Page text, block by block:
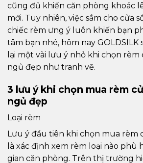
cũng đủ khiến căn phòng khoác
mới. Tuy nhiên, việc sắm cho cửa
chiếc rèm ưng ý luôn khiến bạn
tâm bạn nhé, hôm nay GOLDSILK
lại một vài lưu ý nhỏ khi chọn rèm
ngủ đẹp như tranh vẽ.
3 lưu ý khi chọn mua rèm
ngủ đẹp
Loại rèm
Lưu ý đầu tiên khi chọn mua rèm
là xác định xem rèm loại nào phù
gian căn phòng. Trên thị trường